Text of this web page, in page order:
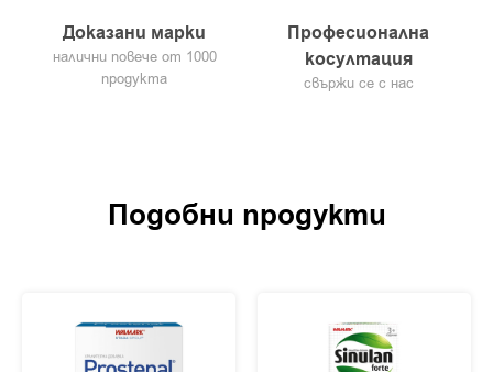
Доказани марки
налични повече от 1000
продукта
Професионална
косултация
свържи се с нас
Подобни продукти